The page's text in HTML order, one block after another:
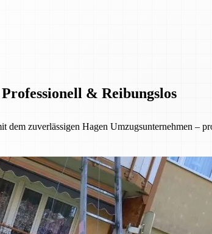
& Reibungslos
dem zuverlässigen Hagen Umzugsunternehmen –